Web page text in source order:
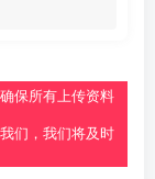
保所有上传资料
们，我们将及时